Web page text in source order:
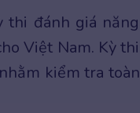
thi đánh giá năng
Việt Nam. Kỳ thi
kiểm tra toàn